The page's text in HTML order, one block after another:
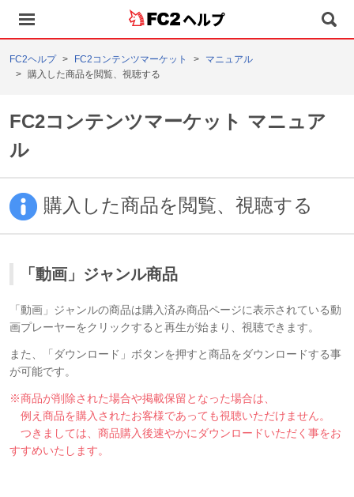
ヘルプ
FC2ヘルプ FC2コンテンツマーケット
マニュアル
購入した商品を閲覧、視聴する
FC2コンテンツマーケット マニュア
ル
購入した商品を閲覧、視聴する
「動画」ジャンル商品
「動画」ジャンルの商品は購入済み商品ページに表示されている動
画プレーヤーをクリックすると再生が始まり、視聴できます。
また、「ダウンロード」ボタンを押すと商品をダウンロードする事
が可能です。
※商品が削除された場合や掲載保留となった場合は、
例え商品を購入されたお客様であっても視聴いただけません。
つきましては、商品購入後速やかにダウンロードいただく事をお
すすめいたします。